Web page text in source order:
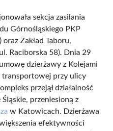
sekcja zasilania
Górnośląskiego PKP
Zakład Taboru,
Raciborska 58). Dnia 29
dzierżawy z Kolejami
transportowej przy ulicy
przejął działalność
przeniesioną z
w Katowicach. Dzierżawa
efektywności